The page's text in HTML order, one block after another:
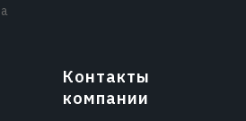
Контакты
компании